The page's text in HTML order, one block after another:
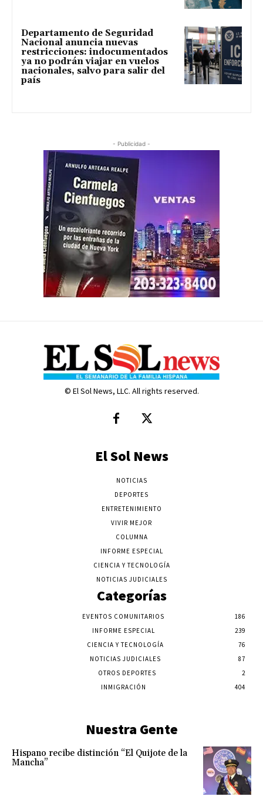
Departamento de Seguridad
Nacional anuncia nuevas
restricciones: indocumentados
ya no podrán viajar en vuelos
nacionales, salvo para salir del
país
- Publicidad -
© El Sol News, LLC. All rights reserved.
El Sol News
NOTICIAS
DEPORTES
ENTRETENIMIENTO
VIVIR MEJOR
COLUMNA
INFORME ESPECIAL
CIENCIA Y TECNOLOGÍA
NOTICIAS JUDICIALES
Categorías
EVENTOS COMUNITARIOS
186
INFORME ESPECIAL
239
CIENCIA Y TECNOLOGÍA
76
NOTICIAS JUDICIALES
87
OTROS DEPORTES
2
INMIGRACIÓN
404
Nuestra Gente
Hispano recibe distinción “El Quijote de la
Mancha”